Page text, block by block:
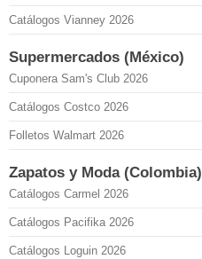
Catálogos Vianney 2026
Supermercados (México)
Cuponera Sam's Club 2026
Catálogos Costco 2026
Folletos Walmart 2026
Zapatos y Moda (Colombia)
Catálogos Carmel 2026
Catálogos Pacifika 2026
Catálogos Loguin 2026